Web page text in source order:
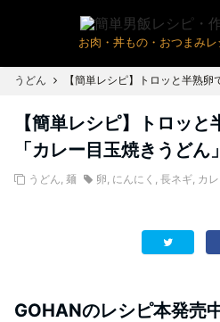
お肉・丼もの・おつまみレ
うどん
【簡単レシピ】トロッ
「カレー目玉焼きうどん
うどん, 麺 卵, にんにく , 長ネギ, カ
GOHANのレシピ本発売